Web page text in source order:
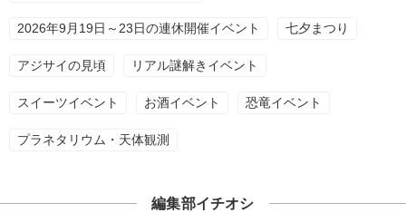
2026年9月19日～23日の連休開催イベント 七夕まつり
アジサイの見頃 リアル謎解きイベント
スイーツイベント お酒イベント 恐竜イベント
プラネタリウム・天体観測
編集部イチオシ